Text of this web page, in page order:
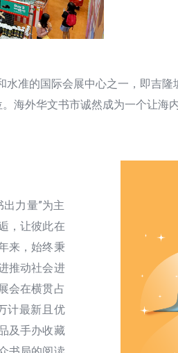
准的国际会展中心之一，即吉
海外华文书市诚然成为一个让海
力量”为主
，让彼此在
来，始终秉
推动社会进
会在横贯占
计最新且优
及手办收藏